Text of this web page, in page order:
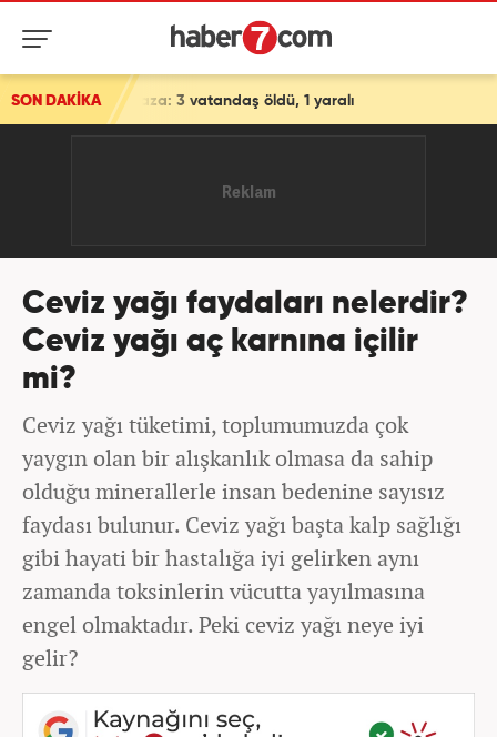
SON DAKİKA
3 vatandaş öldü, 1 yaralı
Ceviz yağı faydaları nelerdir?
Ceviz yağı aç karnına içilir
mi?
Ceviz yağı tüketimi, toplumumuzda çok
yaygın olan bir alışkanlık olmasa da sahip
olduğu minerallerle insan bedenine sayısız
faydası bulunur. Ceviz yağı başta kalp sağlığı
gibi hayati bir hastalığa iyi gelirken aynı
zamanda toksinlerin vücutta yayılmasına
engel olmaktadır. Peki ceviz yağı neye iyi
gelir?